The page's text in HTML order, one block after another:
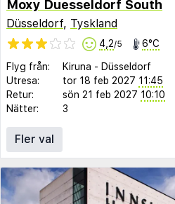
Moxy Duesseldorf South
Düsseldorf, Tyskland
4,2/5 6°C
Flyg från: Kiruna - Düsseldorf
Utresa:
tor 18 feb 2027 11:45
Retur:
sön 21 feb 2027 10:10
Nätter:
3
Fler val